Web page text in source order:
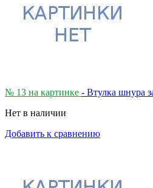
№ 13 на картинке - Втулка шнура
Нет в наличии
Добавить к сравнению